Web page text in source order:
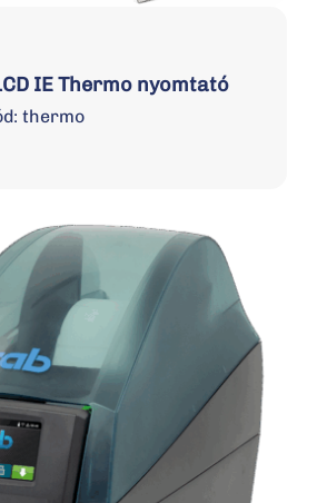
IE Thermo nyomtató
thermo